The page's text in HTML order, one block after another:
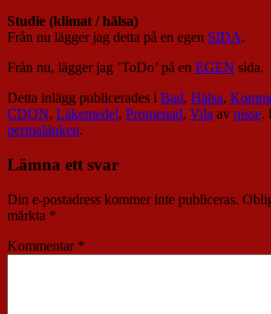
Studie (klimat / hälsa)
Från nu lägger jag detta på en egen SIDA.
Från nu, lägger jag ’ToDo’ på en EGEN sida.
Detta inlägg publicerades i Bad, Hälsa,
CDON, Läkemedel, Promenad, Vila av nisse.
permalänken.
Lämna ett svar
Din e-postadress kommer inte publiceras.
märkta *
Kommentar *